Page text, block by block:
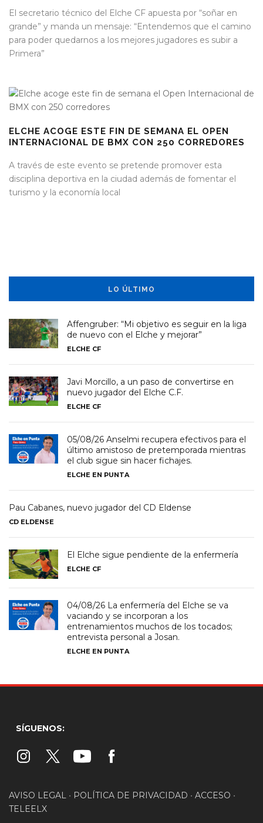
El secretario técnico del Elche CF apuesta por “soñar en
grande” y manda un mensaje: “Entendemos que el camino
para poder quedarnos a los mejores jugadores es subir a
Primera”
ELCHE ACOGE ESTE FIN DE SEMANA EL OPEN
INTERNACIONAL DE BMX CON 250 CORREDORES
A través de este evento se pretende promover esta
disciplina deportiva en la ciudad además de fomentar el
turismo y la economía local
LO ÚLTIMO
Affengruber: “Mi objetivo es seguir en la liga
de nuevo con el Elche y mejorar”
ELCHE CF
Javi Morcillo, a un paso de convertirse en
nuevo jugador del Elche C.F.
ELCHE CF
05/08/26 Anselmi recupera efectivos para el
último amistoso de pretemporada mientras
el club sigue sin hacer fichajes.
ELCHE EN PUNTA
Pau Cabanes, nuevo jugador del CD Eldense
CD ELDENSE
El Elche sigue pendiente de la enfermería
ELCHE CF
04/08/26 La enfermería del Elche se va
vaciando y se incorporan a los
entrenamientos muchos de los tocados;
entrevista personal a Josan.
ELCHE EN PUNTA
SÍGUENOS:
AVISO LEGAL • POLÍTICA DE PRIVACIDAD • ACCESO •
TELEELX